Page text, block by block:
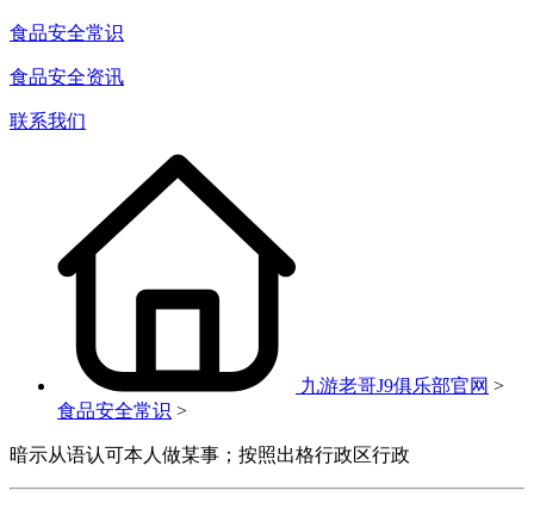
食品安全常识
食品安全资讯
联系我们
九游老哥J9俱乐部官网 >
食品安全常识 >
暗示从语认可本人做某事；按照出格行政区行政